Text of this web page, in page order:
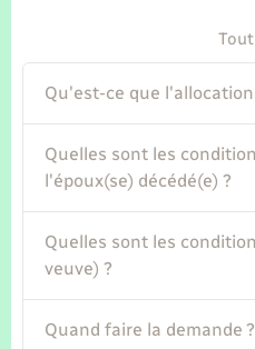
Sécurité - Prévention
Seniors
Transports
Voirie et espace public
Qu'est-ce que l'allocation
Quelles sont les
l'époux(se) décédé(e) ?
Quelles sont les
veuve) ?
Quand faire la demande ?